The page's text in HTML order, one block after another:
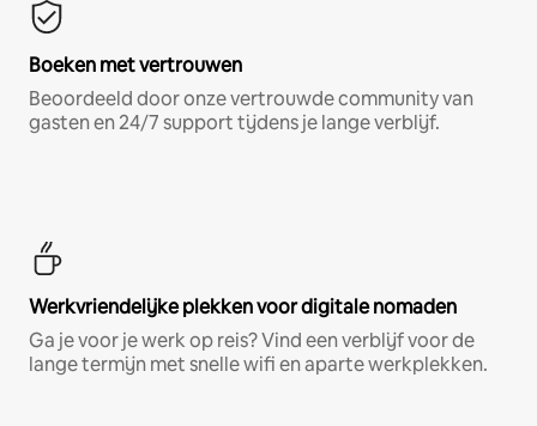
Boeken met vertrouwen
Beoordeeld door onze vertrouwde community van
gasten en 24/7 support tijdens je lange verblijf.
Werkvriendelijke plekken voor digitale nomaden
Ga je voor je werk op reis? Vind een verblijf voor de
lange termijn met snelle wifi en aparte werkplekken.